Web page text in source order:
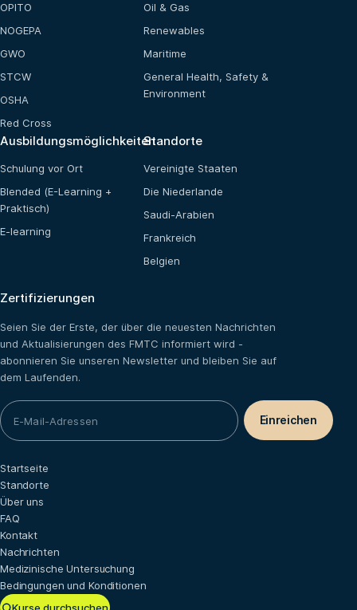
OPITO
NOGEPA
GWO
STCW
OSHA
Red Cross
Oil & Gas
Renewables
Maritime
General Health, Safety &
Environment
Ausbildungsmöglichkeiten
Schulung vor Ort
Blended (E-Learning +
Praktisch)
E-learning
Standorte
Vereinigte Staaten
Die Niederlande
Saudi-Arabien
Frankreich
Belgien
Zertifizierungen
Seien Sie der Erste, der über die neuesten Nachrichten
und Aktualisierungen des FMTC informiert wird -
abonnieren Sie unseren Newsletter und bleiben Sie auf
dem Laufenden.
Startseite
Standorte
Über uns
FAQ
Kontakt
Nachrichten
Medizinische Untersuchung
Bedingungen und Konditionen